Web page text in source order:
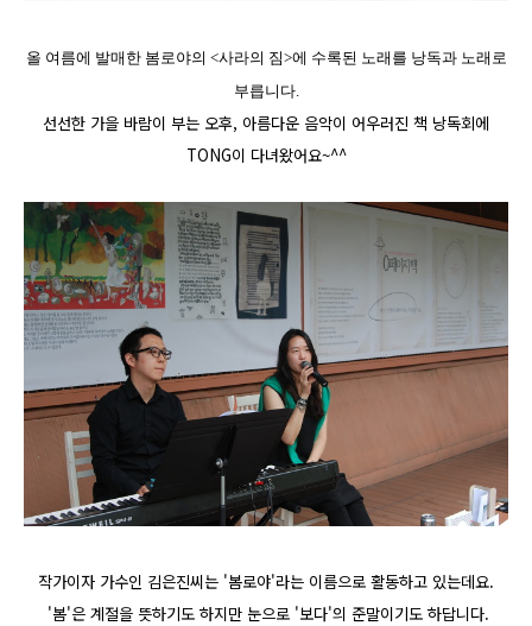
올 여름에 발매한 봄로야의 <사라의 짐>에 수록된 노래를 낭독과 노래로
부릅니다.
선선한 가을 바람이 부는 오후, 아름다운 음악이 어우러진 책 낭독회에
TONG이 다녀왔어요~^^
작가이자 가수인 김은진씨는 '봄로야'라는 이름으로 활동하고 있는데요.
'봄'은 계절을 뜻하기도 하지만 눈으로 '보다'의 준말이기도 하답니다.